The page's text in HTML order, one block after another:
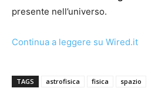
presente nell’universo.
Continua a leggere su Wired.it
TAGS astrofisica fisica spazio